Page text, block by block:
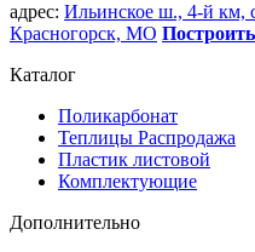
адрес: Ильинское ш., 4-й км,
Красногорск, МО
Каталог
Поликарбонат
Теплицы Распродажа
Пластик листовой
Комплектующие
Дополнительно